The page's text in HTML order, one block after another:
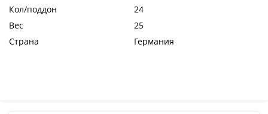
Кол/поддон
24
Вес
25
Страна
Германия